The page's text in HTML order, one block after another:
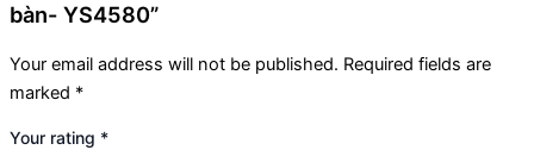
bàn- YS4580”
Your email address will not be published. Required fields are
marked *
Your rating *